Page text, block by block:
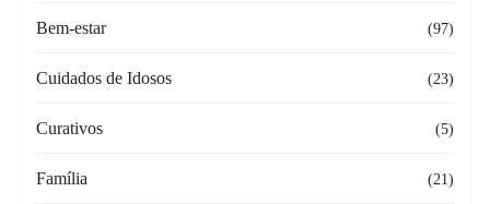
Bem-estar (97)
Cuidados de Idosos (23)
Curativos (5)
Família (21)